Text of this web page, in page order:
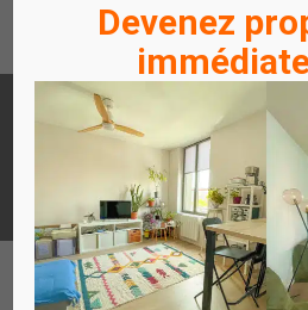
ACHETER
UN APPARTEMENT
ACCÈS
LOCATAIRES / PROPRIÉTAIRES
Devenez